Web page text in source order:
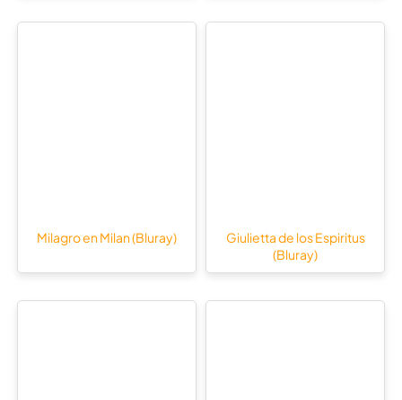
Milagro en Milan (Bluray)
Giulietta de los Espiritus
(Bluray)